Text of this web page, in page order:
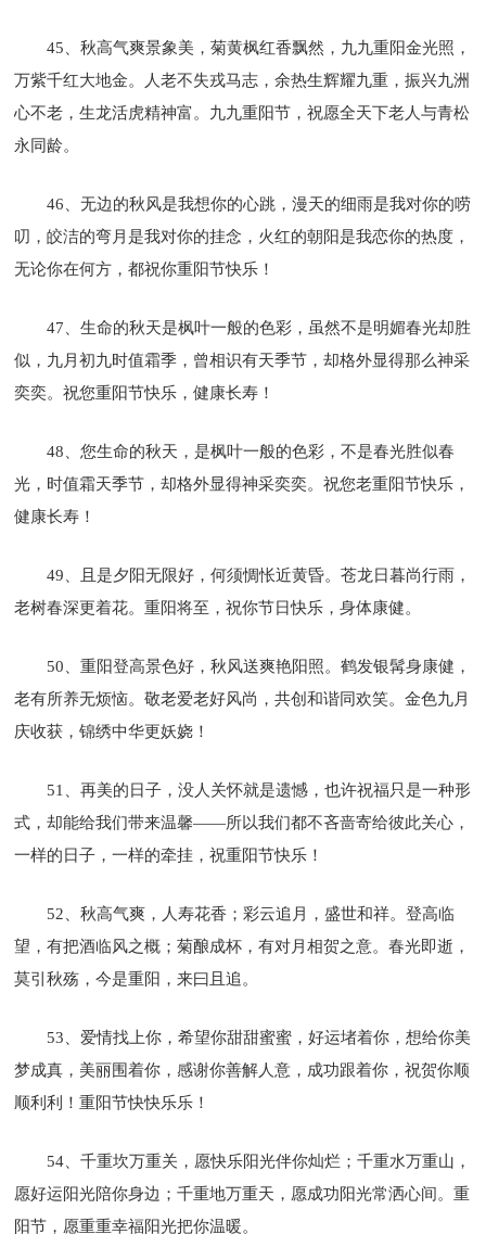
45、秋高气爽景象美，菊黄枫红香飘然，九九重阳金光照，
万紫千红大地金。人老不失戎马志，余热生辉耀九重，振兴九洲
心不老，生龙活虎精神富。九九重阳节，祝愿全天下老人与青松
永同龄。
46、无边的秋风是我想你的心跳，漫天的细雨是我对你的唠
叨，皎洁的弯月是我对你的挂念，火红的朝阳是我恋你的热度，
无论你在何方，都祝你重阳节快乐！
47、生命的秋天是枫叶一般的色彩，虽然不是明媚春光却胜
似，九月初九时值霜季，曾相识有天季节，却格外显得那么神采
奕奕。祝您重阳节快乐，健康长寿！
48、您生命的秋天，是枫叶一般的色彩，不是春光胜似春
光，时值霜天季节，却格外显得神采奕奕。祝您老重阳节快乐，
健康长寿！
49、且是夕阳无限好，何须惆怅近黄昏。苍龙日暮尚行雨，
老树春深更着花。重阳将至，祝你节日快乐，身体康健。
50、重阳登高景色好，秋风送爽艳阳照。鹤发银髯身康健，
老有所养无烦恼。敬老爱老好风尚，共创和谐同欢笑。金色九月
庆收获，锦绣中华更妖娆！
51、再美的日子，没人关怀就是遗憾，也许祝福只是一种形
式，却能给我们带来温馨——所以我们都不吝啬寄给彼此关心，
一样的日子，一样的牵挂，祝重阳节快乐！
52、秋高气爽，人寿花香；彩云追月，盛世和祥。登高临
望，有把酒临风之概；菊酿成杯，有对月相贺之意。春光即逝，
莫引秋殇，今是重阳，来曰且追。
53、爱情找上你，希望你甜甜蜜蜜，好运堵着你，想给你美
梦成真，美丽围着你，感谢你善解人意，成功跟着你，祝贺你顺
顺利利！重阳节快快乐乐！
54、千重坎万重关，愿快乐阳光伴你灿烂；千重水万重山，
愿好运阳光陪你身边；千重地万重天，愿成功阳光常洒心间。重
阳节，愿重重幸福阳光把你温暖。